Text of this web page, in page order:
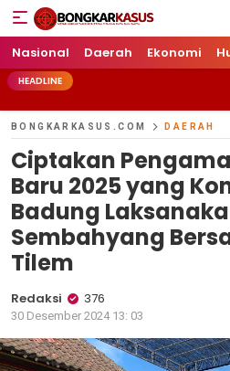
Bongkarkasus.com
Mengungkap Tabir Peristiwa
Nasional Daerah Ekonomi
HEADLINE
BONGKARKASUS.COM DAERAH
Ciptakan
Baru 2025 yang
Badung
Sembahyang
Tilem
Redaksi 376
30 Desember 2024 13: 03